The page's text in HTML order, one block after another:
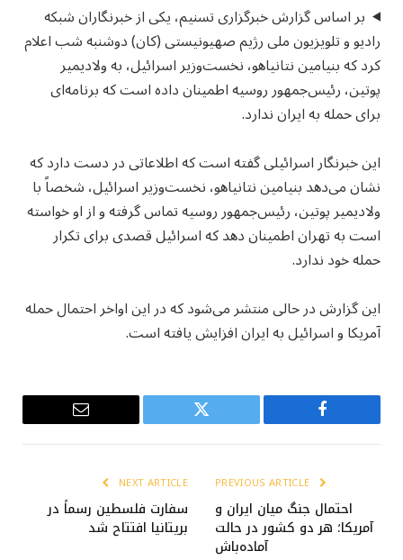
بر اساس گزارش خبرگزاری تسنیم، یکی از خبرنگاران شبکه
رادیو و تلویزیون ملی رژیم صهیونیستی (کان) دوشنبه شب اعلام
کرد که بنیامین نتانیاهو، نخست‌وزیر اسرائیل، به ولادیمیر
پوتین، رئیس‌جمهور روسیه اطمینان داده است که برنامه‌ای
برای حمله به ایران ندارد.
این خبرنگار اسرائیلی گفته است که اطلاعاتی در دست دارد که
نشان می‌دهد بنیامین نتانیاهو، نخست‌وزیر اسرائیل، شخصاً با
ولادیمیر پوتین، رئیس‌جمهور روسیه تماس گرفته و از او خواسته
است به تهران اطمینان دهد که اسرائیل قصدی برای تکرار
حمله خود ندارد.
این گزارش در حالی منتشر می‌شود که در این اواخر احتمال حمله
آمریکا و اسرائیل به ایران افزایش یافته است.
Facebook
Twitter
Email
احتمال جنگ میان ایران و
آمریکا؛ هر دو کشور در حالت
آماده‌باش
NEXT ARTICLE
سفارت فلسطین رسماً در
بریتانیا افتتاح شد